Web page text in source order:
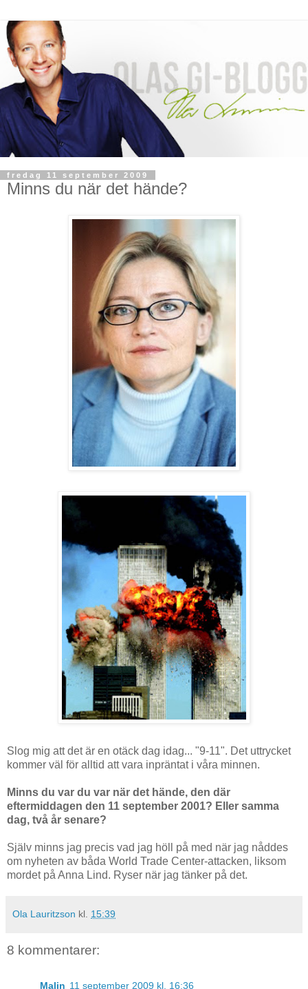
fredag 11 september 2009
Minns du när det hände?
Slog mig att det är en otäck dag idag... "9-11". Det uttrycket
kommer väl för alltid att vara inpräntat i våra minnen.
Minns du var du var när det hände, den där
eftermiddagen den 11 september 2001? Eller samma
dag, två år senare?
Själv minns jag precis vad jag höll på med när jag nåddes
om nyheten av båda World Trade Center-attacken, liksom
mordet på Anna Lind. Ryser när jag tänker på det.
Ola Lauritzson kl. 15:39
8 kommentarer:
Malin 11 september 2009 kl. 16:36